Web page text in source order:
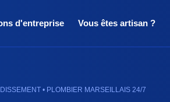
d'entreprise Vous êtes artisan ?
• PLOMBIER MARSEILLAIS 24/7